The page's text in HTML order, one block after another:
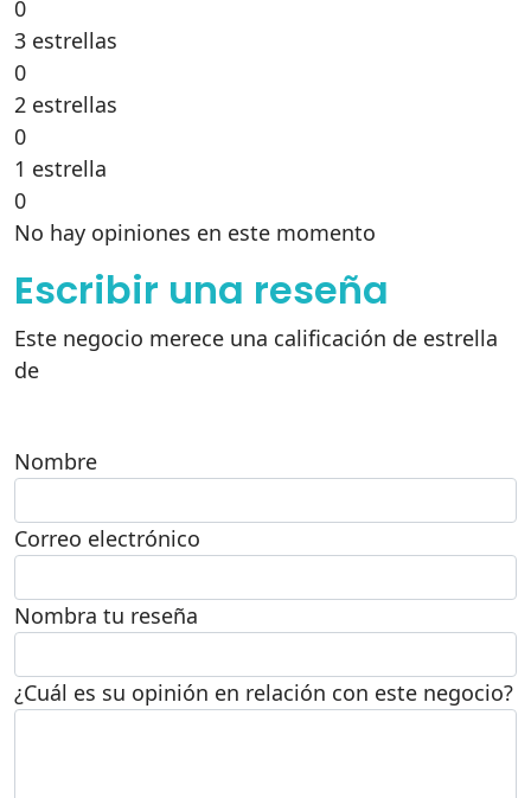
0
3 estrellas
0
2 estrellas
0
1 estrella
0
No hay opiniones en este momento
Escribir una reseña
Este negocio merece una calificación de estrella
de
Nombre
Correo electrónico
Nombra tu reseña
¿Cuál es su opinión en relación con este negocio?